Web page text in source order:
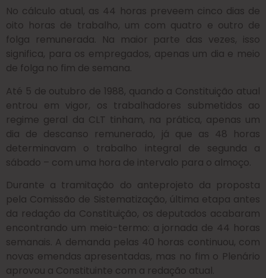
No cálculo atual, as 44 horas preveem cinco dias de
oito horas de trabalho, um com quatro e outro de
folga remunerada. Na maior parte das vezes, isso
significa, para os empregados, apenas um dia e meio
de folga no fim de semana.
Até 5 de outubro de 1988, quando a Constituição atual
entrou em vigor, os trabalhadores submetidos ao
regime geral da CLT tinham, na prática, apenas um
dia de descanso remunerado, já que as 48 horas
determinavam o trabalho integral de segunda a
sábado – com uma hora de intervalo para o almoço.
Durante a tramitação do anteprojeto da proposta
pela Comissão de Sistematização, última etapa antes
da redação da Constituição, os deputados acabaram
encontrando um meio-termo: a jornada de 44 horas
semanais. A demanda pelas 40 horas continuou, com
novas emendas apresentadas, mas no fim o Plenário
aprovou a Constituinte com a redação atual.